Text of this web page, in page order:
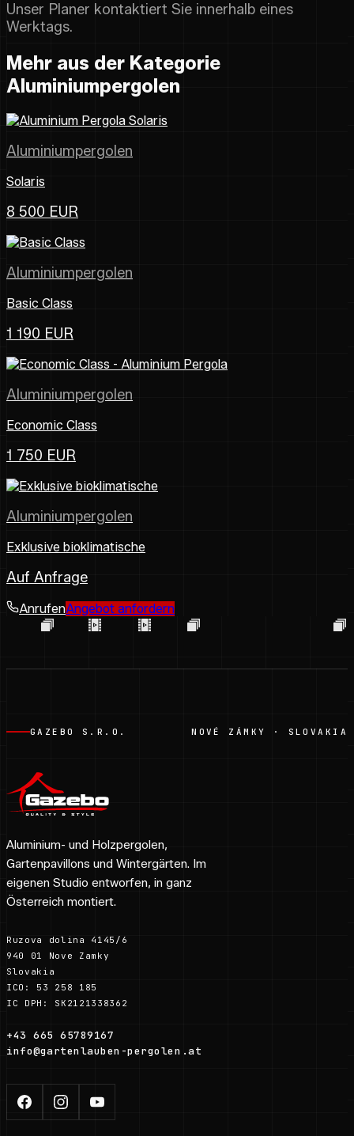
Unser Planer kontaktiert Sie innerhalb eines
Werktags.
Mehr aus der Kategorie
Aluminiumpergolen
Aluminiumpergolen
Solaris
8 500 EUR
Aluminiumpergolen
Basic Class
1 190 EUR
Aluminiumpergolen
Economic Class
1 750 EUR
Aluminiumpergolen
Exklusive bioklimatische
Auf Anfrage
AnrufenAngebot anfordern
GAZEBO S.R.O. NOVÉ ZÁMKY · SLOVAKIA
Aluminium- und Holzpergolen,
Gartenpavillons und Wintergärten. Im
eigenen Studio entworfen, in ganz
Österreich montiert.
Ruzova dolina 4145/6
940 01 Nove Zamky
Slovakia
ICO: 53 258 185
IC DPH: SK2121338362
+43 665 65789167
info@gartenlauben-pergolen.at